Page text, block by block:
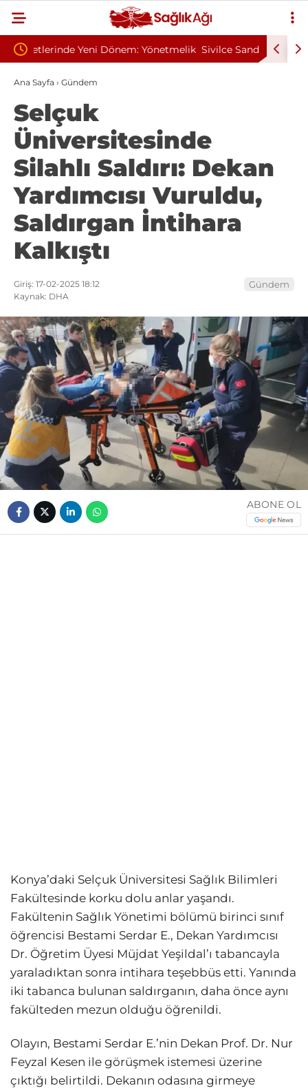
Sivilce Sandı, Cilt Kanseri Çıktı: Ameliyattan 60
Dikişle Uyandı
Baş
Ana Sayfa › Gündem
Selçuk
Üniversitesinde
Silahlı Saldırı: Dekan
Yardımcısı Vuruldu,
Saldırgan İntihara
Kalkıştı
Giriş: 17-02-2025 18:12
Kaynak: DHA
Gündem
ABONE OL
Konya’daki Selçuk Üniversitesi Sağlık Bilimleri
Fakültesinde korku dolu anlar yaşandı.
Fakültenin Sağlık Yönetimi bölümü birinci sınıf
öğrencisi Bestami Serdar E., Dekan Yardımcısı
Dr. Öğretim Üyesi Müjdat Yeşildal’ı tabancayla
yaraladıktan sonra intihara teşebbüs etti. Yanında
iki tabanca bulunan saldırganın, daha önce aynı
fakülteden mezun olduğu öğrenildi.
Olayın, Bestami Serdar E.’nin Dekan Prof. Dr. Nur
Feyzal Kesen ile görüşmek istemesi üzerine
çıktığı belirtildi. Dekanın odasına girmeye